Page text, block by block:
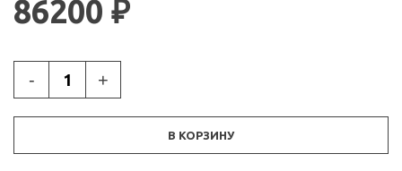
86200 ₽
- +
В КОРЗИНУ